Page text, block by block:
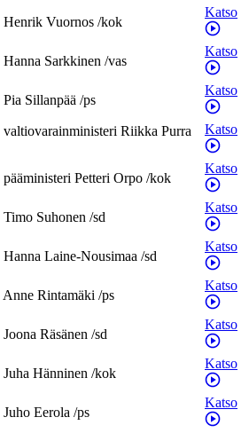
Henrik Vuornos /kok
Katso
Hanna Sarkkinen /vas
Katso
Pia Sillanpää /ps
Katso
valtiovarainministeri Riikka Purra
Katso
pääministeri Petteri Orpo /kok
Katso
Timo Suhonen /sd
Katso
Hanna Laine-Nousimaa /sd
Katso
Anne Rintamäki /ps
Katso
Joona Räsänen /sd
Katso
Juha Hänninen /kok
Katso
Juho Eerola /ps
Katso